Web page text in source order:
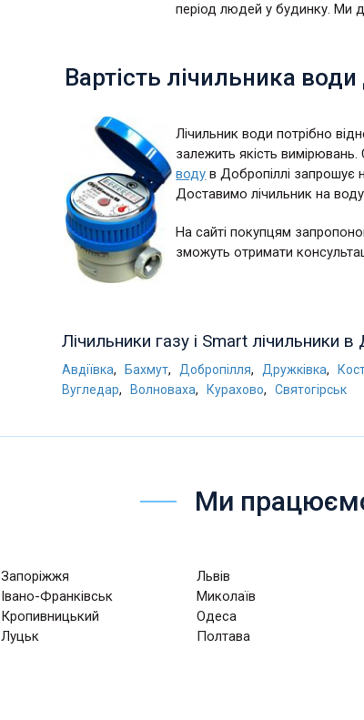
період людей у будинку. Ми
Вартість лічильника
Лічильник води потрібно
залежить якість
воду в Добропіллі запрошує
Доставимо лічильник на
На сайті покупцям
зможуть отримати
Лічильники газу і Smart лічильники
Авдіївка, Бахмут, Добропілля, Дружківка,
Вугледар, Волноваха, Курахово, Святогірськ
Ми працюємо
Запоріжжя Львів
Івано-Франківськ Миколаїв
Кропивницький Одеса
Луцьк Полтава